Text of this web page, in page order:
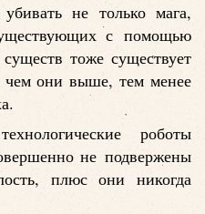
не только мага,
с помощью
тоже существует
чем они выше, тем менее
роботы
не подвержены
плюс они никогда